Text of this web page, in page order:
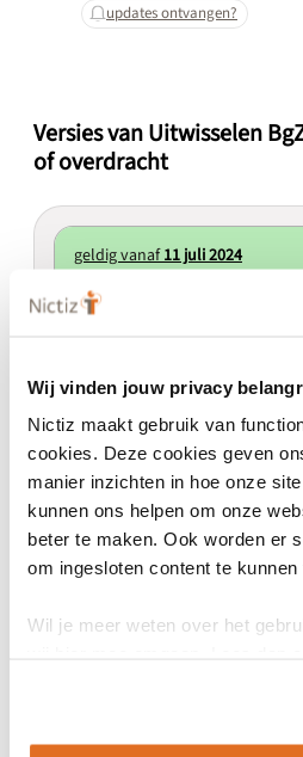
Wij vinden jouw privacy
Nictiz maakt gebruik van
cookies. Deze cookies geven
manier inzichten in hoe onze
kunnen ons helpen om onze
beter te maken. Ook worden er
om ingesloten content te kunnen
Wil je meer weten over het
updates ontvangen?
Versies van Uitwisselen
of overdracht
geldig vanaf 11 juli 2024
Uitwisselen BgZ-MSZ bij een verwijzing
1.2
Actief Minor
Eigenschappen